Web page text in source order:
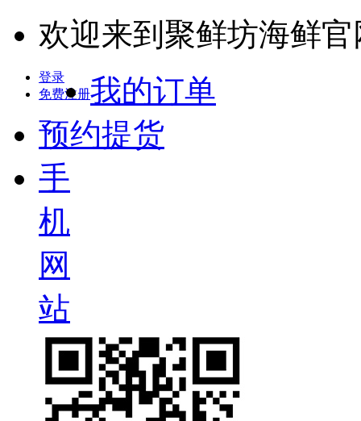
欢迎来到聚鲜坊海鲜官
登录
免费注册我的订单
预约提货
手
机
网
站